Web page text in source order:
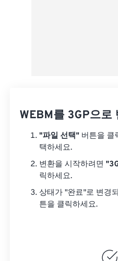
WEBM를 3GP으로
"파일 선택" 버튼을 클
택하세요.
변환을 시작하려면
릭하세요.
상태가 "완료"로 변경
튼을 클릭하세요.